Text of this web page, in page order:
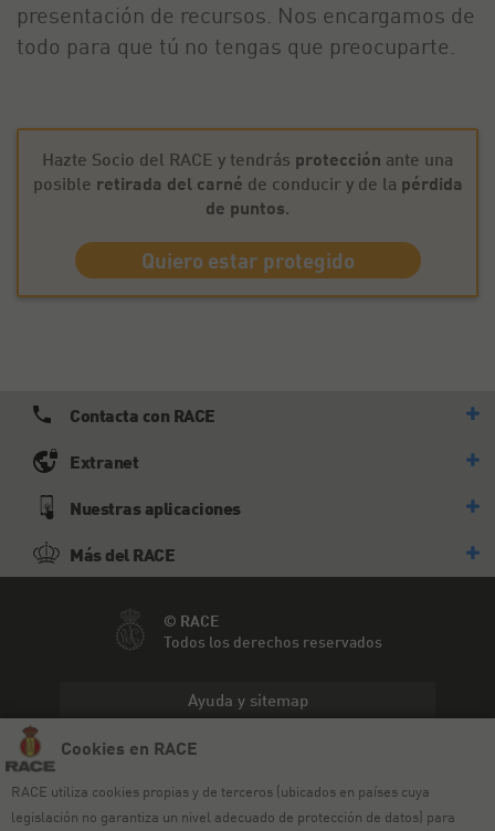
Cookies en RACE
RACE utiliza cookies propias y de terceros (ubicados en países cuya
legislación no garantiza un nivel adecuado de protección de datos) para
presentación de recursos. Nos encargamos de
todo para que tú no tengas que preocuparte.
Hazte Socio del RACE y tendrás protección ante una
posible retirada del carné de conducir y de la pérdida
de puntos.
Quiero estar protegido
Contacta con RACE
Extranet
Nuestras aplicaciones
Más del RACE
© RACE
Todos los derechos reservados
Ayuda y sitemap
Política de privacidad